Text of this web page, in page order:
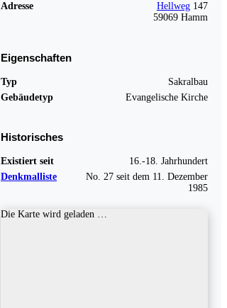
Adresse
Hellweg147
59069 Hamm
Eigenschaften
Typ
Sakralbau
Gebäudetyp
Evangelische Kirche
Historisches
Existiert seit
16.-18. Jahrhundert
Denkmalliste
No. 27 seit dem 11. Dezember
1985
Die Karte wird geladen …